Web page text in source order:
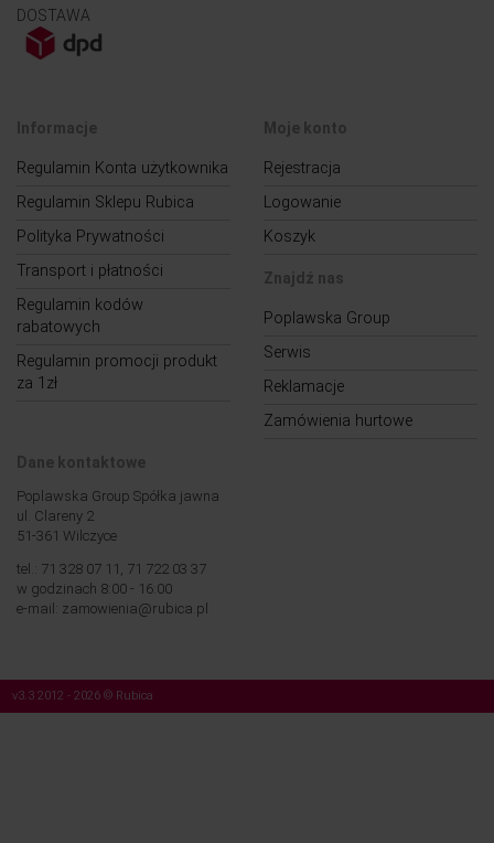
DOSTAWA
Informacje
Regulamin Konta użytkownika
Regulamin Sklepu Rubica
Polityka Prywatności
Transport i płatności
Regulamin kodów
rabatowych
Regulamin promocji produkt
za 1zł
Moje konto
Rejestracja
Logowanie
Koszyk
Znajdź nas
Poplawska Group
Serwis
Reklamacje
Zamówienia hurtowe
Dane kontaktowe
Poplawska Group Spółka jawna
ul. Clareny 2
51-361 Wilczyce
tel.: 71 328 07 11, 71 722 03 37
w godzinach 8:00 - 16:00
e-mail: zamowienia@rubica.pl
v3.3 2012 - 2026 © Rubica